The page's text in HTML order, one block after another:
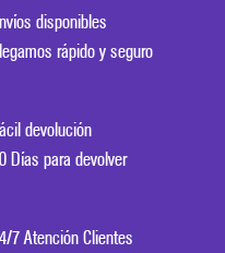
disponibles
rápido y seguro
devolución
Días para devolver
7 Atención Clientes